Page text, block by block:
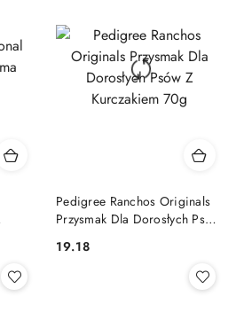
Pedigree Ranchos Originals
Przysmak Dla Dorosłych Psów
Cena:
19.18